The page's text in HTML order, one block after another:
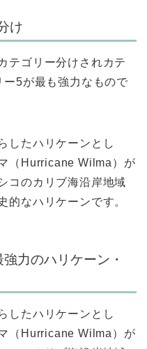
け
テゴリー分けされカテ
5が最も強力なもので
したハリケーンとし
（Hurricane Wilma）が
コのカリブ海沿岸地域
的なハリケーンです。
力のハリケーン・
したハリケーンとし
（Hurricane Wilma）が